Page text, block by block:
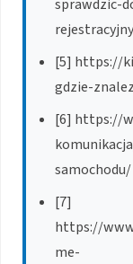
sprawdzic-
[5] https://
gdzie-
[6] https://
samochodu/
[7]
https://
me-